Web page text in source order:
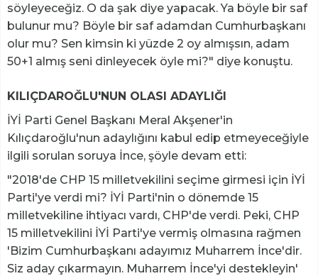
söyleyeceğiz. O da şak diye yapacak. Ya böyle bir saf
bulunur mu? Böyle bir saf adamdan Cumhurbaşkanı
olur mu? Sen kimsin ki yüzde 2 oy almışsın, adam
50+1 almış seni dinleyecek öyle mi?" diye konuştu.
KILIÇDAROĞLU'NUN OLASI ADAYLIĞI
İYİ Parti Genel Başkanı Meral Akşener'in
Kılıçdaroğlu'nun adaylığını kabul edip etmeyeceğiyle
ilgili sorulan soruya İnce, şöyle devam etti:
"2018'de CHP 15 milletvekilini seçime girmesi için İYİ
Parti'ye verdi mi? İYİ Parti'nin o dönemde 15
milletvekiline ihtiyacı vardı, CHP'de verdi. Peki, CHP
15 milletvekilini İYİ Parti'ye vermiş olmasına rağmen
'Bizim Cumhurbaşkanı adayımız Muharrem İnce'dir.
Siz aday çıkarmayın. Muharrem İnce'yi destekleyin'